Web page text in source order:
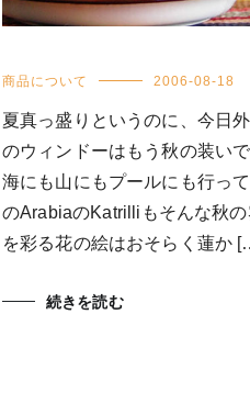
商品について 2006-08-18
夏真っ盛りというのに、今日
のウィンドーはもう秋の装い
海にも山にもプールにも行っ
のArabiaのKatrilliもそんな秋の
を彩る花の絵はおそらく蓮か
続きを読む